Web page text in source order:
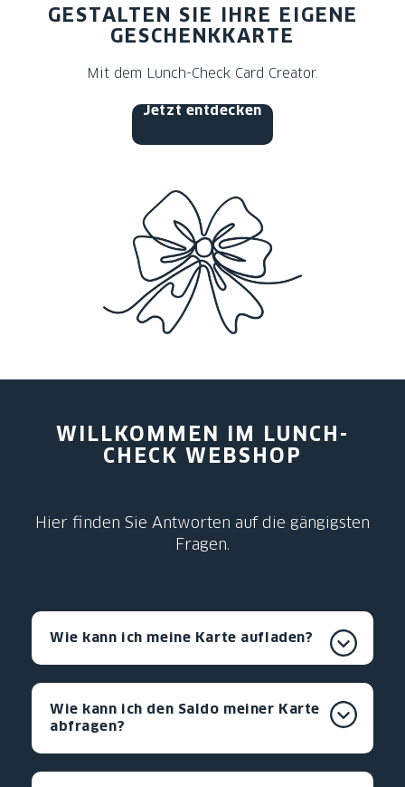
GESTALTEN SIE IHRE EIGENE
GESCHENKKARTE
Mit dem Lunch-Check Card Creator.
Jetzt entdecken
WILLKOMMEN IM LUNCH-
CHECK WEBSHOP
Hier finden Sie Antworten auf die gängigsten
Fragen.
Wie kann ich meine Karte aufladen?
Wie kann ich den Saldo meiner Karte
abfragen?